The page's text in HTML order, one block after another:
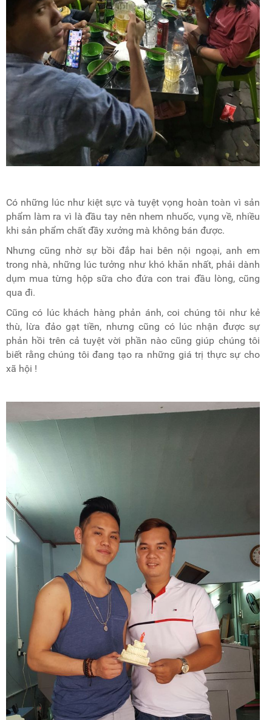
Có những lúc như kiệt sực và tuyệt vọng hoàn toàn vì sản
phẩm làm ra vì là đầu tay nên nhem nhuốc, vụng về, nhiều
khi sản phẩm chất đầy xưởng mà không bán được.
Nhưng cũng nhờ sự bồi đắp hai bên nội ngoại, anh em
trong nhà, những lúc tưởng như khó khăn nhất, phải dành
dụm mua từng hộp sữa cho đứa con trai đầu lòng, cũng
qua đi.
Cũng có lúc khách hàng phản ánh, coi chúng tôi như kẻ
thù, lừa đảo gạt tiền, nhưng cũng có lúc nhận được sự
phản hồi trên cả tuyệt vời phần nào cũng giúp chúng tôi
biết rằng chúng tôi đang tạo ra những giá trị thực sự cho
xã hội !